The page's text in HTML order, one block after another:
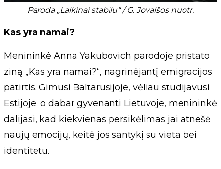
Paroda „Laikinai stabilu“ / G. Jovaišos nuotr.
Kas yra namai?
Menininkė Anna Yakubovich parodoje pristato
ziną „Kas yra namai?“, nagrinėjantį emigracijos
patirtis. Gimusi Baltarusijoje, vėliau studijavusi
Estijoje, o dabar gyvenanti Lietuvoje, menininkė
dalijasi, kad kiekvienas persikėlimas jai atnešė
naujų emocijų, keitė jos santykį su vieta bei
identitetu.